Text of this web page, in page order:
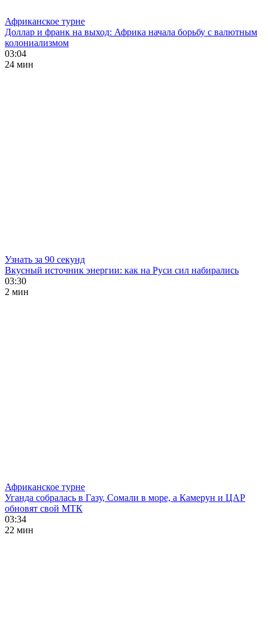
Африканское турне
Доллар и франк на выход: Африка начала борьбу с валютным
колониализмом
03:04
24 мин
Узнать за 90 секунд
Вкусный источник энергии: как на Руси сил набирались
03:30
2 мин
Африканское турне
Уганда собралась в Газу, Сомали в море, а Камерун и ЦАР
обновят свой МТК
03:34
22 мин